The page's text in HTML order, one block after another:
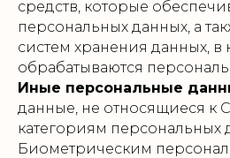
средств, которые
персональных данных, а
систем хранения данных, в
обрабатываются
Иные персональные
данные, не относящиеся к
категориям персональных
Биометрическим